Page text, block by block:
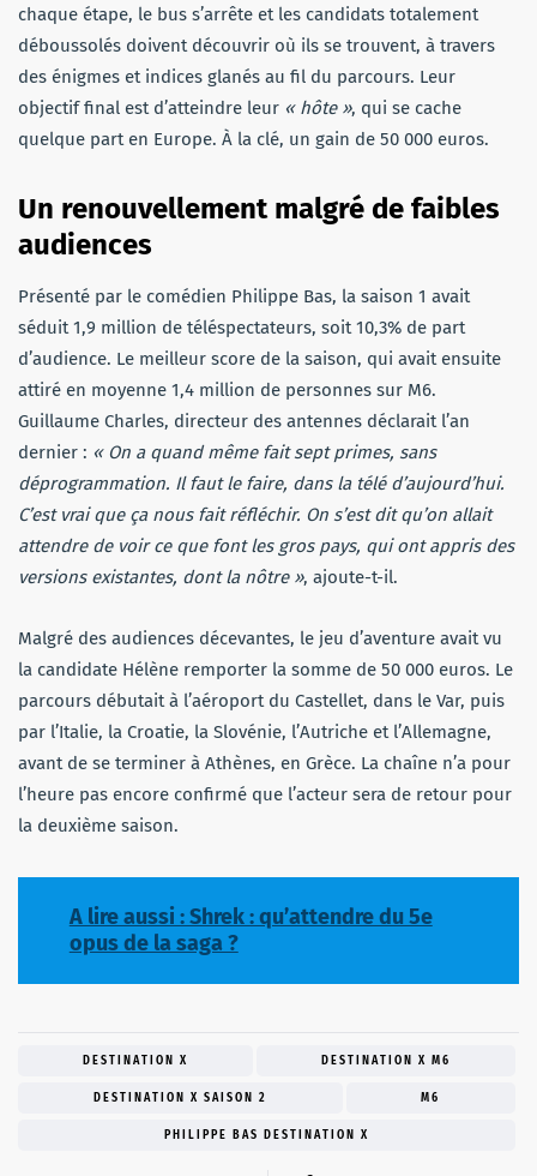
chaque étape, le bus s’arrête et les candidats totalement
déboussolés doivent découvrir où ils se trouvent, à travers
des énigmes et indices glanés au fil du parcours. Leur
objectif final est d’atteindre leur « hôte », qui se cache
quelque part en Europe. À la clé, un gain de 50 000 euros.
Un renouvellement malgré de faibles
audiences
Présenté par le comédien Philippe Bas, la saison 1 avait
séduit 1,9 million de téléspectateurs, soit 10,3% de part
d’audience. Le meilleur score de la saison, qui avait ensuite
attiré en moyenne 1,4 million de personnes sur M6.
Guillaume Charles, directeur des antennes déclarait l’an
dernier : « On a quand même fait sept primes, sans
déprogrammation. Il faut le faire, dans la télé d’aujourd’hui.
C’est vrai que ça nous fait réfléchir. On s’est dit qu’on allait
attendre de voir ce que font les gros pays, qui ont appris des
versions existantes, dont la nôtre », ajoute-t-il.
Malgré des audiences décevantes, le jeu d’aventure avait vu
la candidate Hélène remporter la somme de 50 000 euros. Le
parcours débutait à l’aéroport du Castellet, dans le Var, puis
par l’Italie, la Croatie, la Slovénie, l’Autriche et l’Allemagne,
avant de se terminer à Athènes, en Grèce. La chaîne n’a pour
l’heure pas encore confirmé que l’acteur sera de retour pour
la deuxième saison.
A lire aussi : Shrek : qu’attendre du 5e
opus de la saga ?
DESTINATION X DESTINATION X M6
DESTINATION X SAISON 2 M6
PHILIPPE BAS DESTINATION X